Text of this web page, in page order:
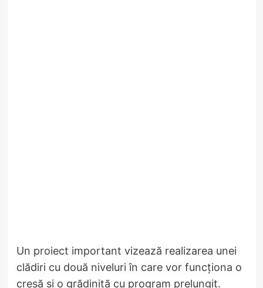
Un proiect important vizează realizarea unei
clădiri cu două niveluri în care vor funcționa o
creșă și o grădiniță cu program prelungit.